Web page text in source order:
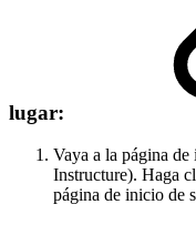
lugar:
Vaya a la página
Instructure). Haga
página de inicio de